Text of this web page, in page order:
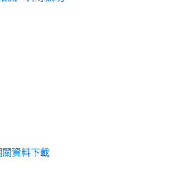
資料下載